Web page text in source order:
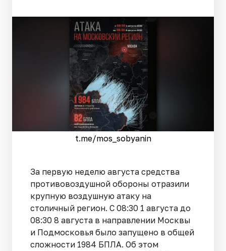
t.me/mos_sobyanin
За первую неделю августа средства
противовоздушной обороны отразили
крупную воздушную атаку на
столичный регион. С 08:30 1 августа до
08:30 8 августа в направлении Москвы
и Подмосковья было запущено в общей
сложности 1984 БПЛА. Об этом